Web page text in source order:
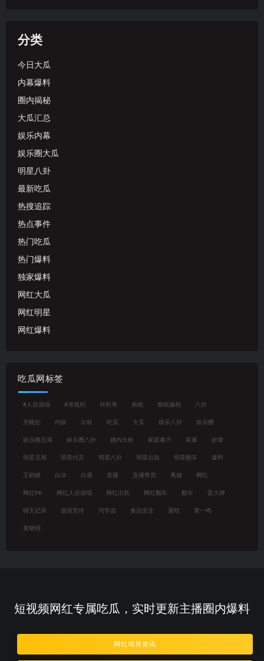
分类
今日大瓜
内幕爆料
圈内揭秘
大瓜汇总
娱乐内幕
娱乐圈大瓜
明星八卦
最新吃瓜
热搜追踪
热点事件
热门吃瓜
热门爆料
独家爆料
网红大瓜
网红明星
网红爆料
吃瓜网标签
#人设崩塌 #潜规则 何秋亊 偷税 偷税漏税 八卦
关晓彤 内娱 出轨 吃瓜 大瓜 娱乐八卦 娱乐圈
娱乐圈丑闻 娱乐圈八卦 婚内出轨 家庭暴力 家暴 抄袭
明星丑闻 明星代言 明星八卦 明星出轨 明星翻车 爆料
王鹤棣 白冰 白鹿 直播 直播带货 离婚 网红
网红PK 网红人设崩塌 网红出轨 网红翻车 翻车 耍大牌
聊天记录 虚假宣传 闫学晶 食品安全 鹿晗 黄一鸣
黄晓明
短视频网红专属吃瓜，实时更新主播圈内爆料
网红塌房资讯